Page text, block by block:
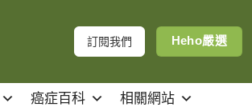
訂閱我們 Heho嚴選
癌症百科 相關網站